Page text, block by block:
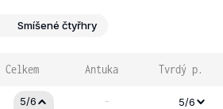
Smíšené čtyřhry
Celkem Antuka Tvrdý p.
5/6 - 5/6